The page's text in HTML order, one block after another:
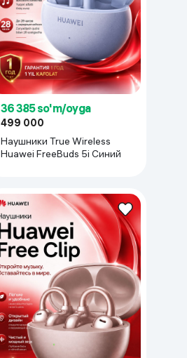
36 385 so'm/oyga
499 000
Наушники True Wireless
Huawei FreeBuds 5i Синий